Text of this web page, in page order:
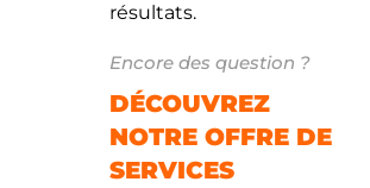
résultats.
Encore des question ?
DÉCOUVREZ
NOTRE OFFRE DE
SERVICES